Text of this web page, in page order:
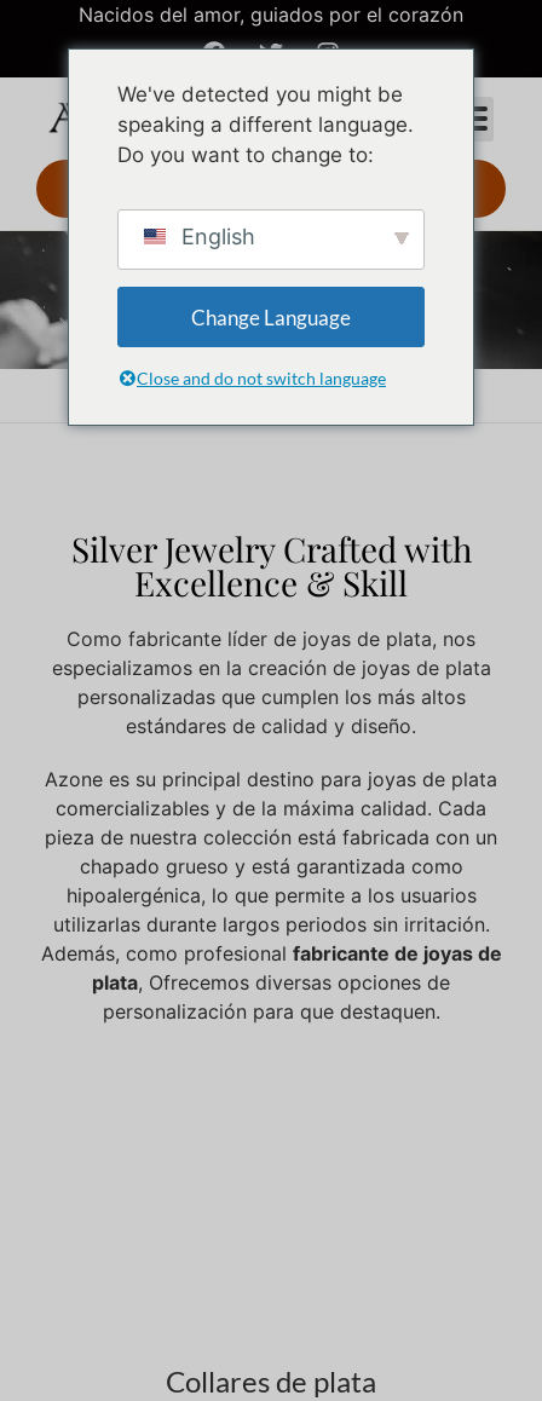
Nacidos del amor, guiados por el corazón
Joyas de plata
Inicio Joyas de plata
Silver Jewelry Crafted with
Excellence & Skill
Como fabricante líder de joyas de plata, nos
especializamos en la creación de joyas de plata
personalizadas que cumplen los más altos
estándares de calidad y diseño.
Azone es su principal destino para joyas de plata
comercializables y de la máxima calidad. Cada
pieza de nuestra colección está fabricada con un
chapado grueso y está garantizada como
hipoalergénica, lo que permite a los usuarios
utilizarlas durante largos periodos sin irritación.
Además, como profesional fabricante de joyas de
plata, Ofrecemos diversas opciones de
personalización para que destaquen.
Collares de plata
We've detected you might be
speaking a different language.
Do you want to change to:
English
Change Language
Close and do not switch language